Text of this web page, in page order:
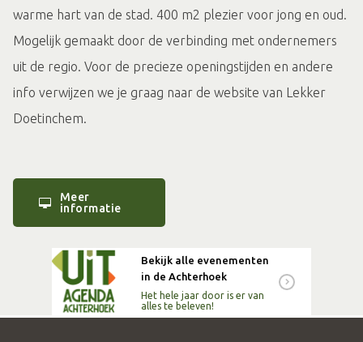
warme hart van de stad. 400 m2 plezier voor jong en oud.
Mogelijk gemaakt door de verbinding met ondernemers
uit de regio. Voor de precieze openingstijden en andere
info verwijzen we je graag naar de website van Lekker
Doetinchem.
Meer
informatie
Bekijk alle evenementen
in de Achterhoek
Het hele jaar door is er van
alles te beleven!